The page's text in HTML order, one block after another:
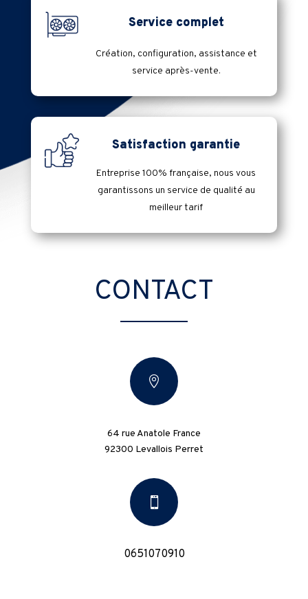
Service complet
Création, configuration, assistance et
service après-vente.
Satisfaction garantie
Entreprise 100% française, nous vous
garantissons un service de qualité au
meilleur tarif
CONTACT

64 rue Anatole France
92300 Levallois Perret

0651070910